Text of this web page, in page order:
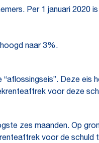
Per 1 januari 2020
naar 3%.
Deze eis
voor deze
zes maanden. Op
voor de schuld